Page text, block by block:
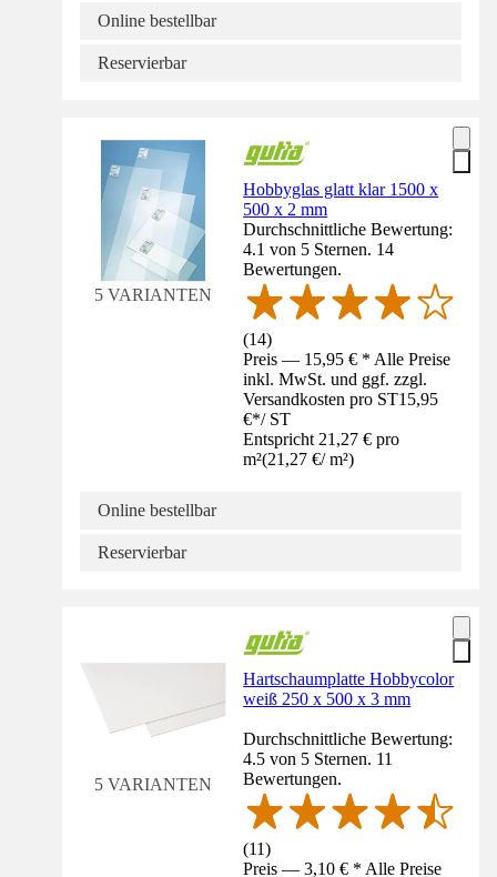
Online bestellbar
Reservierbar
5 VARIANTEN
Hobbyglas glatt klar 1500 x
500 x 2 mm
Durchschnittliche Bewertung:
4.1 von 5 Sternen. 14
Bewertungen.
(14)
Preis — 15,95 € * Alle Preise
inkl. MwSt. und ggf. zzgl.
Versandkosten pro ST15,95
€*/ ST
Entspricht 21,27 € pro
m²(21,27 €/ m²)
Online bestellbar
Reservierbar
5 VARIANTEN
Hartschaumplatte Hobbycolor
weiß 250 x 500 x 3 mm
Durchschnittliche Bewertung:
4.5 von 5 Sternen. 11
Bewertungen.
(11)
Preis — 3,10 € * Alle Preise